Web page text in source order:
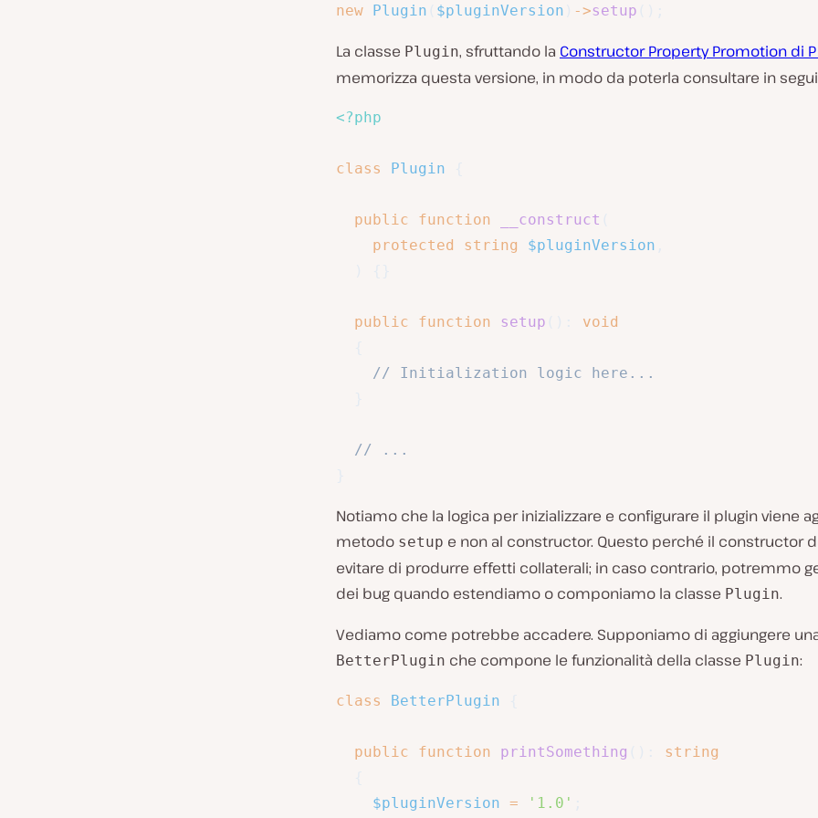
new Plugin $pluginVersion ->setup
La classe Plugin, sfruttando la Constructor Property Promotion di
memorizza questa versione, in modo da poterla consultare in
<?php
class Plugin
public function __construct
protected
string $pluginVersion
public function setup
void
// Initialization logic here...
// ...
Notiamo che la logica per inizializzare e configurare il plugin viene
metodo setup e non al constructor. Questo perché il constructor
evitare di produrre effetti collaterali; in caso contrario, potremmo
dei bug quando estendiamo o componiamo la classe Plugin.
Vediamo come potrebbe accadere. Supponiamo di aggiungere
BetterPlugin che compone le funzionalità della classe Plugin:
class BetterPlugin
public function printSomething
string
$pluginVersion = '1.0'